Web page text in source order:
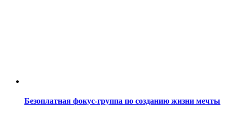
Безоплатная фокус-группа по созданию жизни мечты